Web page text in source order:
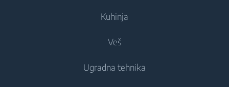
Kuhinja
Frižideri
Veš
Mašine za pranje veša
Ugradna tehnika